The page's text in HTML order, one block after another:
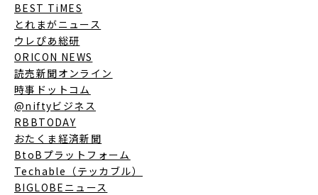
BEST TiMES
とれまがニュース
ウレぴあ総研
ORICON NEWS
読売新聞オンライン
時事ドットコム
@niftyビジネス
RBBTODAY
おたくま経済新聞
BtoBプラットフォーム
Techable（テッカブル）
BIGLOBEニュース